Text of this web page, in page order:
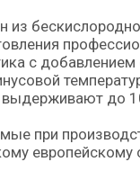
из
с
до
при
европейскому